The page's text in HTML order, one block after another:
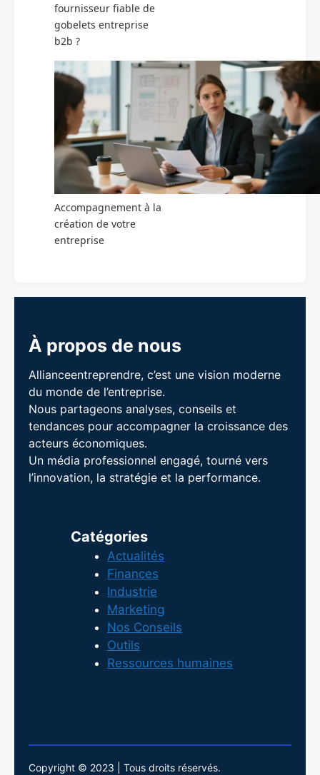
fournisseur fiable de
gobelets entreprise
b2b ?
Accompagnement à la
création de votre
entreprise
À propos de nous
Allianceentreprendre, c’est une vision moderne
du monde de l’entreprise.
Nous partageons analyses, conseils et
tendances pour accompagner la croissance des
acteurs économiques.
Un média professionnel engagé, tourné vers
l’innovation, la stratégie et la performance.
Catégories
Actualités
Finances
Industrie
Marketing
Nos Conseils
Outils
Ressources humaines
Copyright © 2023 | Tous droits réservés.